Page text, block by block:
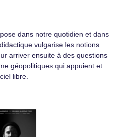
dans notre quotidien et dans
vulgarise les notions
arriver ensuite à des questions
géopolitiques qui appuient et
libre.